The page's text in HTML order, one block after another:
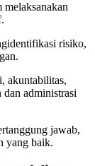
risiko,
akuntabilitas,
dan administrasi
jawab,
yang baik.